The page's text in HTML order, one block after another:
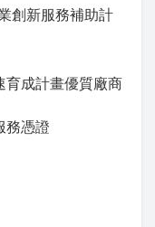
創新服務補助計
育成計畫優質廠商
務憑證